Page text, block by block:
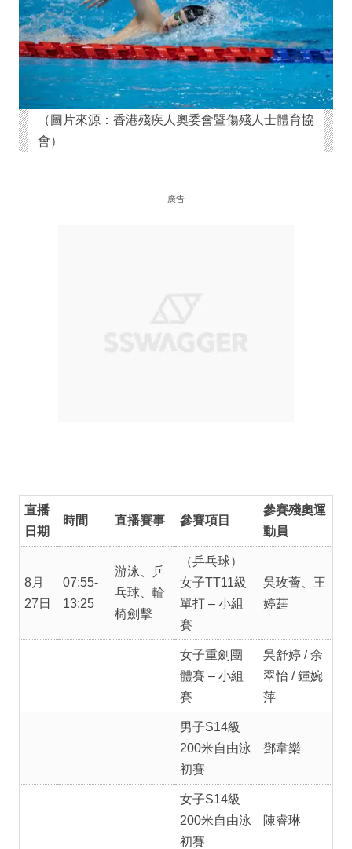
（圖片來源：香港殘疾人奧委會暨傷殘人士體育協
會）
廣告
直播
日期
時間 直播賽事 參賽項目
參賽殘奧運
動員
8月
27日
07:55-
13:25
游泳、乒
乓球、輪
椅劍擊
（乒乓球）
女子TT11級
單打 – 小組
賽
吳玫薈、王
婷莛
女子重劍團
體賽 – 小組
賽
吳舒婷 / 余
翠怡 / 鍾婉
萍
男子S14級
200米自由泳
初賽
鄧韋樂
女子S14級
200米自由泳
初賽
陳睿琳